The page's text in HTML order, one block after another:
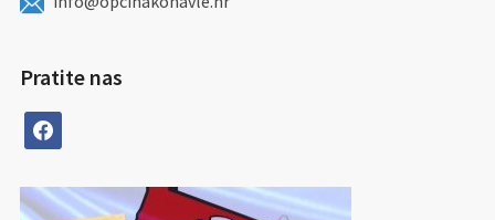
Pratite nas
facebook